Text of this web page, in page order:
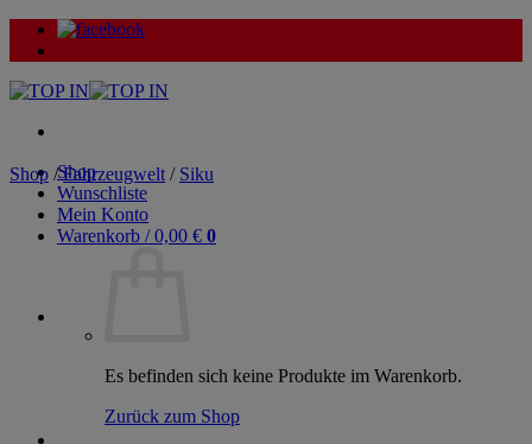
Zum
Inhalt
Shop
Wunschliste
Mein Konto
Warenkorb /0,00 € 0
Es befinden sich keine Produkte im Warenkorb.
Zurück zum Shop
Shop / Fahrzeugwelt / Siku